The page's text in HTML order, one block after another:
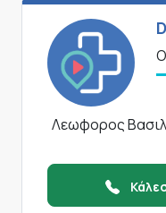
Λεωφορος